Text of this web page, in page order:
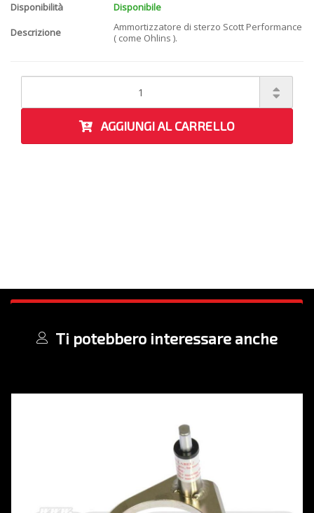
Disponibilità
Disponibile
Descrizione
Ammortizzatore di sterzo Scott Performance
( come Ohlins ).
AGGIUNGI AL CARRELLO
Ti potebbero interessare anche